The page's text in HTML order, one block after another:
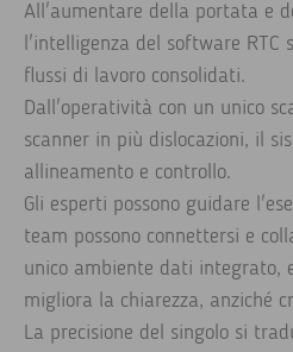
All'aumentare della portata e
l'intelligenza del software
flussi di lavoro consolidati.
Dall'operatività con un unico
scanner in più dislocazioni, il
allineamento e controllo.
Gli esperti possono guidare
team possono connettersi e
unico ambiente dati integrato,
migliora la chiarezza, anziché
La precisione del singolo si